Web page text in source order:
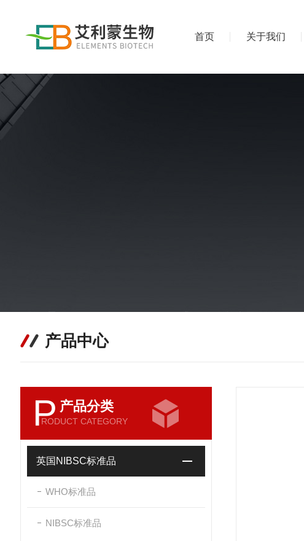
首页 关于我们
产品中心
P 产品分类
RODUCT CATEGORY
英国NIBSC标准品
WHO标准品
NIBSC标准品